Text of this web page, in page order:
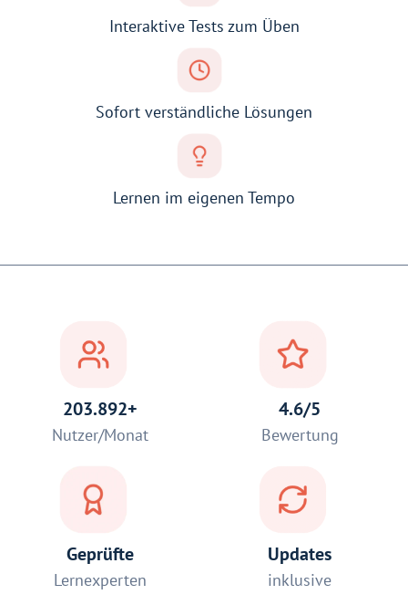
Interaktive Tests zum Üben
Sofort verständliche Lösungen
Lernen im eigenen Tempo
203.892+
Nutzer/Monat
4.6/5
Bewertung
Geprüfte
Lernexperten
Updates
inklusive